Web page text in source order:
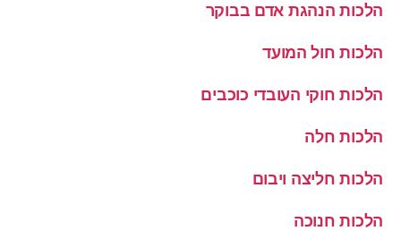
הלכות הנהגת אדם בבוקר
הלכות חול המועד
הלכות חוקי העובדי כוכבים
הלכות חלה
הלכות חליצה ויבום
הלכות חנוכה